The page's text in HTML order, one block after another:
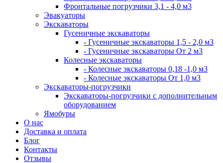
Фронтальные погрузчики 3,1 - 4,0 м3
Эвакуаторы
Экскаваторы
Гусеничные экскаваторы
- Гусеничные экскаваторы 1,5 - 2,0 м3
- Гусеничные экскаваторы От 2 м3
Колесные экскаваторы
- Колесные экскаваторы 0,18 -1,0 м3
- Колесные экскаваторы От 1,0 м3
Экскаваторы-погрузчики
Экскаваторы-погрузчики с дополнительным
оборудованием
Ямобуры
О нас
Доставка и оплата
Блог
Контакты
Отзывы